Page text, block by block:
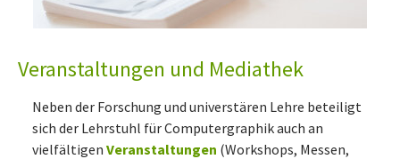
Veranstaltungen und Mediathek
Neben der Forschung und universtären Lehre beteiligt
sich der Lehrstuhl für Computergraphik auch an
vielfältigen Veranstaltungen (Workshops, Messen,